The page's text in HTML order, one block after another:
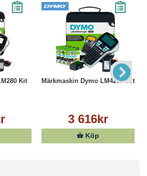
Etiketter med förstärkt grepp,
3D-mönster på arken gör att
perfekt grepp om dem. Tack vare
kan skrivarvalsarna greppa och mata
ännu bättre. Precisa
garanteras!
sparar du inte bara tid
skogsbruk samt kan återvinnas
allmänt pappersavfall.
etiketter.
Kit Märkmaskin Dymo LM420P Kit
3 616kr
Köp